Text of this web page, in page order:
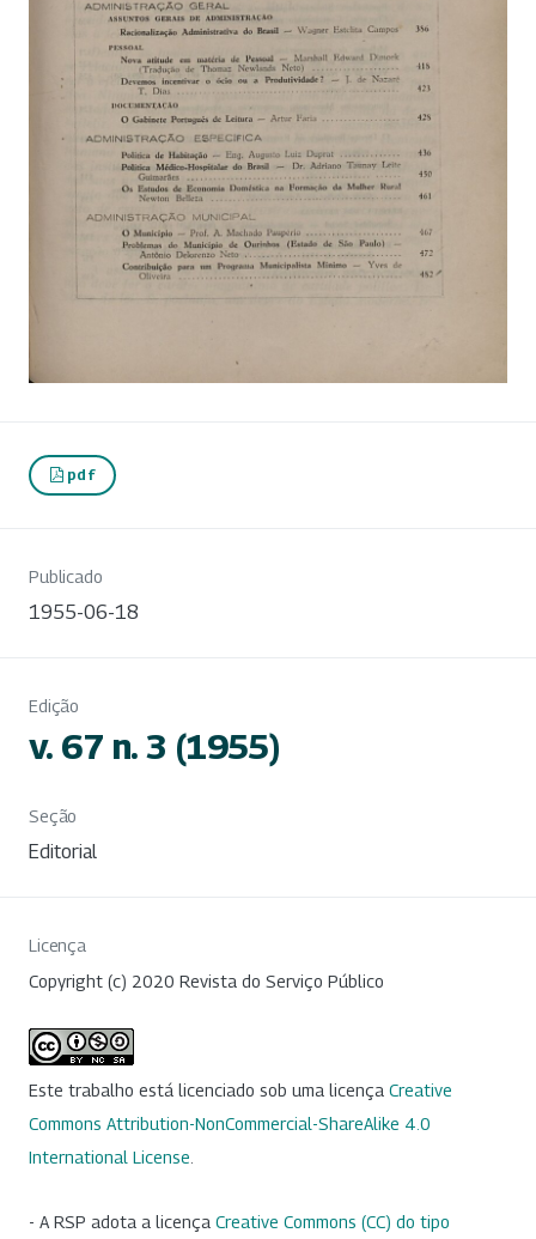
pdf
Publicado
1955-06-18
Edição
v. 67 n. 3 (1955)
Seção
Editorial
Licença
Copyright (c) 2020 Revista do Serviço Público
Este trabalho está licenciado sob uma licença Creative
Commons Attribution-NonCommercial-ShareAlike 4.0
International License
- A RSP adota a licença Creative Commons (CC) do tipo